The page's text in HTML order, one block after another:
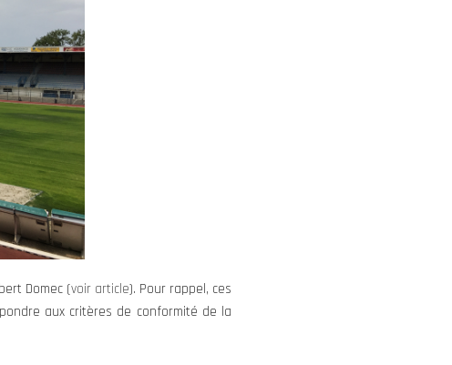
Domec (voir article). Pour rappel, ces
aux critères de conformité de la